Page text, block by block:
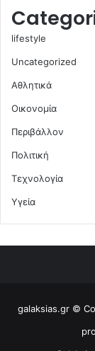
lifestyle
Uncategorized
Αθλητικά
Οικονομία
Περιβάλλον
Πολιτική
Τεχνολογία
Υγεία
galaksias.gr ©